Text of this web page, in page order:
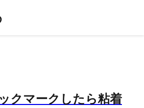
クマークしたら粘着